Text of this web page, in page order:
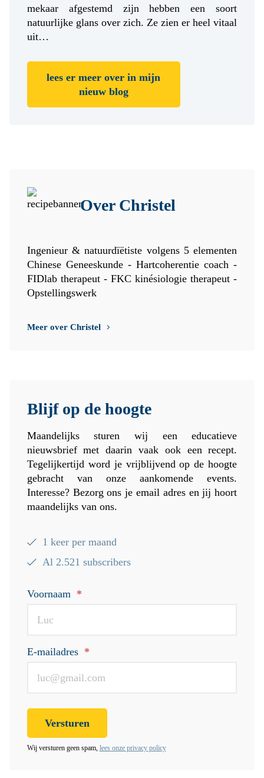
mekaar afgestemd zijn hebben een soort
natuurlijke glans over zich. Ze zien er heel vitaal
uit…
lees er meer over in mijn
nieuw blog
Over Christel
Ingenieur & natuurdïëtiste volgens 5 elementen
Chinese Geneeskunde - Hartcoherentie coach -
FIDlab therapeut - FKC kinésiologie therapeut -
Opstellingswerk
Meer over Christel
Blijf op de hoogte
Maandelijks sturen wij een educatieve
nieuwsbrief met daarin vaak ook een recept.
Tegelijkertijd word je vrijblijvend op de hoogte
gebracht van onze aankomende events.
Interesse? Bezorg ons je email adres en jij hoort
maandelijks van ons.
1 keer per maand
Al 2.521 subscribers
Voornaam *
E-mailadres *
Wij versturen geen spam, lees onze privacy policy